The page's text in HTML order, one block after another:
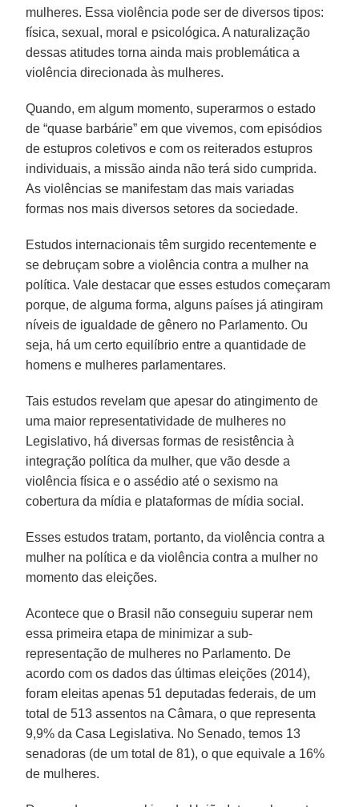
mulheres. Essa violência pode ser de diversos tipos:
física, sexual, moral e psicológica. A naturalização
dessas atitudes torna ainda mais problemática a
violência direcionada às mulheres.
Quando, em algum momento, superarmos o estado
de “quase barbárie” em que vivemos, com episódios
de estupros coletivos e com os reiterados estupros
individuais, a missão ainda não terá sido cumprida.
As violências se manifestam das mais variadas
formas nos mais diversos setores da sociedade.
Estudos internacionais têm surgido recentemente e
se debruçam sobre a violência contra a mulher na
política. Vale destacar que esses estudos começaram
porque, de alguma forma, alguns países já atingiram
níveis de igualdade de gênero no Parlamento. Ou
seja, há um certo equilíbrio entre a quantidade de
homens e mulheres parlamentares.
Tais estudos revelam que apesar do atingimento de
uma maior representatividade de mulheres no
Legislativo, há diversas formas de resistência à
integração política da mulher, que vão desde a
violência física e o assédio até o sexismo na
cobertura da mídia e plataformas de mídia social.
Esses estudos tratam, portanto, da violência contra a
mulher na política e da violência contra a mulher no
momento das eleições.
Acontece que o Brasil não conseguiu superar nem
essa primeira etapa de minimizar a sub-
representação de mulheres no Parlamento. De
acordo com os dados das últimas eleições (2014),
foram eleitas apenas 51 deputadas federais, de um
total de 513 assentos na Câmara, o que representa
9,9% da Casa Legislativa. No Senado, temos 13
senadoras (de um total de 81), o que equivale a 16%
de mulheres.